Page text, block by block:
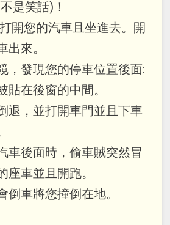
是笑話)！
開您的汽車且坐進去。開
出來。
，發現您的停車位置後面:
貼在後窗的中間。
退，並打開車門並且下車
車後面時，偷車賊突然冒
座車並且開跑。
倒車將您撞倒在地。